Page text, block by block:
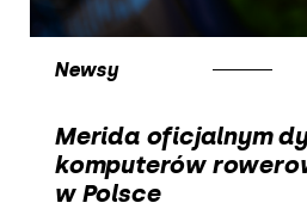
Newsy
Merida oficjalnym
komputerów
w Polsce